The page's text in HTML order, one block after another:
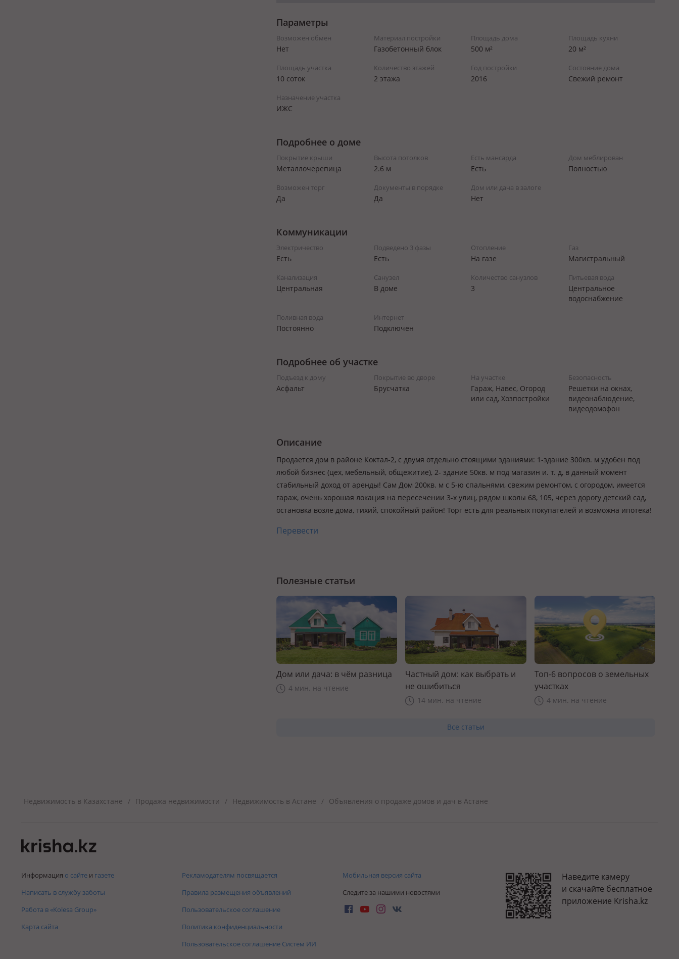
Параметры
Возможен обмен
Нет
Материал постройки
Газобетонный блок
Площадь дома
500 м²
Площадь кухни
20 м²
Площадь участка
10 соток
Количество этажей
2 этажа
Год постройки
2016
Состояние дома
Свежий ремонт
Назначение участка
ИЖС
Подробнее о доме
Покрытие крыши
Металлочерепица
Высота потолков
2.6 м
Есть мансарда
Есть
Дом меблирован
Полностью
Возможен торг
Да
Документы в порядке
Да
Дом или дача в залоге
Нет
Коммуникации
Электричество
Есть
Подведено 3 фазы
Есть
Отопление
На газе
Газ
Магистральный
Канализация
Центральная
Санузел
В доме
Количество санузлов
3
Питьевая вода
Центральное
водоснабжение
Поливная вода
Постоянно
Интернет
Подключен
Подробнее об участке
Подъезд к дому
Асфальт
Покрытие во дворе
Брусчатка
На участке
Гараж, Навес, Огород
или сад, Хозпостройки
Безопасность
Решетки на окнах,
видеонаблюдение,
видеодомофон
Описание
Продается дом в районе Коктал-2, с двумя отдельно стоящими зданиями: 1-здание 300кв. м удобен под
любой бизнес (цех, мебельный, общежитие), 2- здание 50кв. м под магазин и. т. д, в данный момент
стабильный доход от аренды! Сам Дом 200кв. м с 5-ю спальнями, свежим ремонтом, с огородом, имеется
гараж, очень хорошая локация на пересечении 3-х улиц, рядом школы 68, 105, через дорогу детский сад,
остановка возле дома, тихий, спокойный район! Торг есть для реальных покупателей и возможна ипотека!
Перевести
Полезные статьи
Дом или дача: в чём разница
4 мин. на чтение
Частный дом: как выбрать и
не ошибиться
14 мин. на чтение
Топ-6 вопросов о земельных
участках
4 мин. на чтение
Все статьи
Недвижимость в Казахстане / Продажа недвижимости / Недвижимость в Астане / Объявления о продаже домов и дач в Астане
Информация о сайте и газете
Написать в службу заботы
Работа в «Kolesa Group»
Карта сайта
Рекламодателям посвящается
Правила размещения объявлений
Пользовательское соглашение
Политика конфиденциальности
Пользовательское соглашение Систем ИИ
Мобильная версия сайта
Следите за нашими новостями
Наведите камеру
и скачайте бесплатное
приложение Krisha.kz